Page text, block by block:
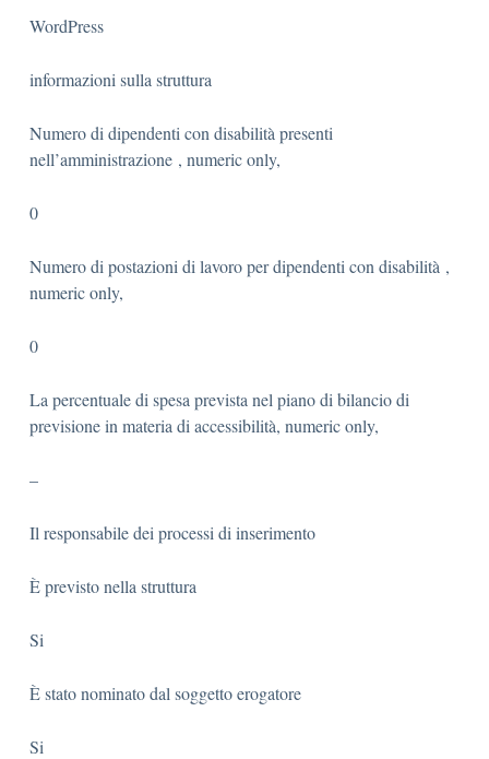
WordPress
informazioni sulla struttura
Numero di dipendenti con disabilità presenti
nell’amministrazione , numeric only,
0
Numero di postazioni di lavoro per dipendenti con disabilità ,
numeric only,
0
La percentuale di spesa prevista nel piano di bilancio di
previsione in materia di accessibilità, numeric only,
–
Il responsabile dei processi di inserimento
È previsto nella struttura
Si
È stato nominato dal soggetto erogatore
Si